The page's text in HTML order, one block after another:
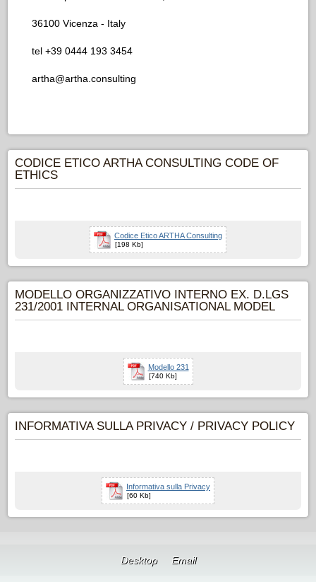
36100 Vicenza - Italy
tel +39 0444 193 3454
artha@artha.consulting
CODICE ETICO ARTHA CONSULTING CODE OF
ETHICS
Codice Etico ARTHA Consulting
[198 Kb]
MODELLO ORGANIZZATIVO INTERNO EX. D.LGS
231/2001 INTERNAL ORGANISATIONAL MODEL
Modello 231
[740 Kb]
INFORMATIVA SULLA PRIVACY / PRIVACY POLICY
Informativa sulla Privacy
[60 Kb]
Desktop Email